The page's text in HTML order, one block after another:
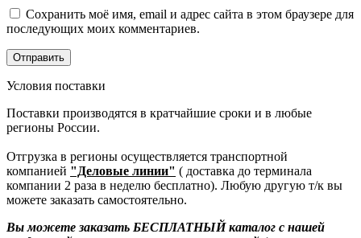
Сохранить моё имя, email и адрес сайта в этом браузере для
последующих моих комментариев.
Условия поставки
Поставки производятся в кратчайшие сроки и в любые
регионы России.
Отгрузка в регионы осуществляется транспортной
компанией "Деловые линии" ( доставка до терминала
компании 2 раза в неделю бесплатно). Любую другую т/к вы
можете заказать самостоятельно.
Вы можете заказать БЕСПЛАТНЫЙ каталог с нашей